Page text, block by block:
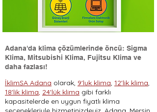
Adana'da klima çözümlerinde öncü: Sigma
Klima, Mitsubishi Klima, Fujitsu Klima ve
daha fazlası!
İklimSA Adana olarak, 9'luk klima, 12'lik klima,
18'lik klima, 24'lük klima gibi farklı
kapasitelerde en uygun fiyatlı klima